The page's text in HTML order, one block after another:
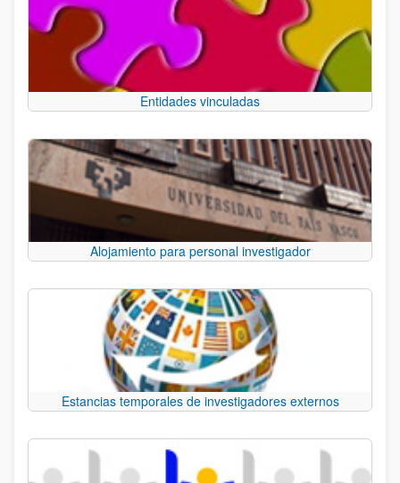
Entidades vinculadas
Alojamiento para personal investigador
Estancias temporales de investigadores externos